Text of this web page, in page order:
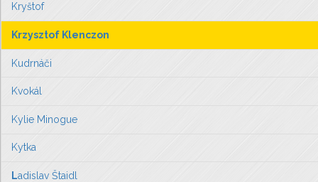
Kryštof
Krzysztof Klenczon
Kudrnáči
Kvokál
Kylie Minogue
Kytka
Ladislav Štaidl